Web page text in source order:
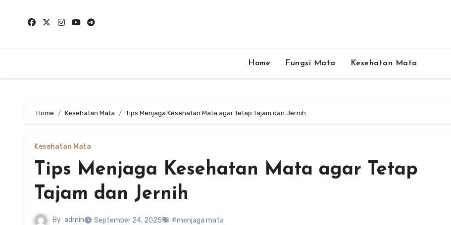
Home Fungsi Mata Kesehatan Mata
Home Kesehatan Mata Tips Menjaga Kesehatan Mata agar Tetap Tajam dan Jernih
Kesehatan Mata
Tips Menjaga Kesehatan Mata agar Tetap
Tajam dan Jernih
By admin September 24, 2025 #menjaga mata